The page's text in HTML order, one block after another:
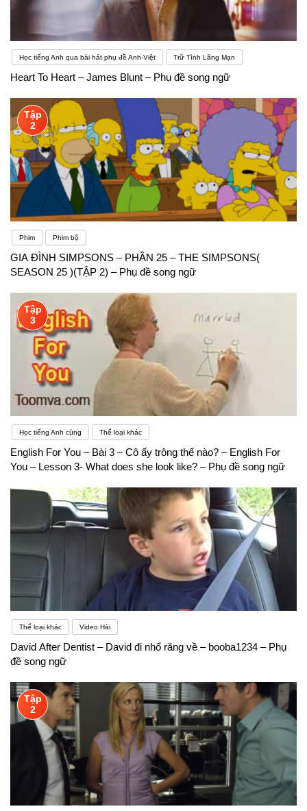
Học tiếng Anh qua bài hát phụ đề Anh-Việt Trữ Tình Lãng Mạn
Heart To Heart – James Blunt – Phụ đề song ngữ
Tập
2
Phim Phim bộ
GIA ĐÌNH SIMPSONS – PHẦN 25 – THE SIMPSONS(
SEASON 25 )(TẬP 2) – Phụ đề song ngữ
Tập
3
Học tiếng Anh cùng Thể loại khác
English For You – Bài 3 – Cô ấy trông thế nào? – English For
You – Lesson 3- What does she look like? – Phụ đề song ngữ
Thể loại khác Video Hài
David After Dentist – David đi nhổ răng về – booba1234 – Phụ
đề song ngữ
Tập
2